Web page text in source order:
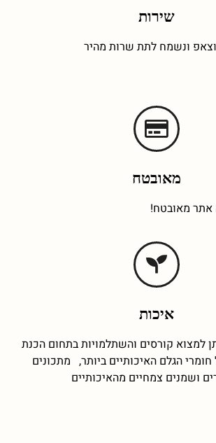
שירות
ונשמח לתת שרות מהיר
מאובטח
אתר מאובטח!
איכות
למצוא קורסים והשתלמויות בתחום הכנת
הגלם האיכותיים ביותר, מתכונים
ושמנים צמחיים מהאיכותיים